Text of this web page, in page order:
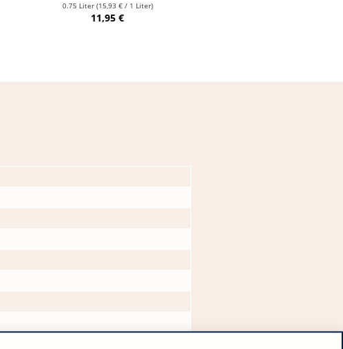
0.75 Liter (15,93 € / 1 Liter)
11,95 €